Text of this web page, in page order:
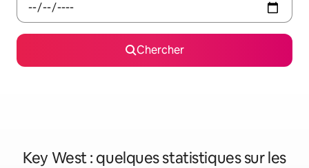
Chercher
Key West : quelques statistiques sur les